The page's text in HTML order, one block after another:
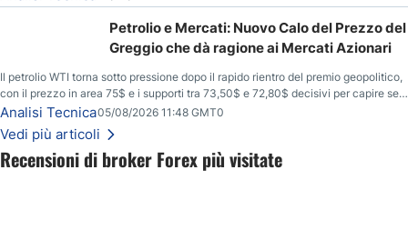
Recensioni di broker Forex più visitate
Petrolio e Mercati: Nuovo Calo del Prezzo del
Greggio che dà ragione ai Mercati Azionari
Il petrolio WTI torna sotto pressione dopo il rapido rientro del premio geopolitico,
con il prezzo in area 75$ e i supporti tra 73,50$ e 72,80$ decisivi per capire se il
ribasso potrà estendersi verso quota 70$.
Analisi Tecnica05/08/2026 11:48 GMT0
Vedi più articoli